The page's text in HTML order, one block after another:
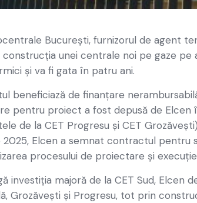
Bucureşti, furnizorul de agent
unei centrale noi pe gaze pe
şi va fi gata în patru ani.
beneficiază de finanțare
pentru proiect a fost depusă de Elcen
de la CET Progresu și CET
2025, Elcen a semnat contractul pentru
procesului de proiectare și
investiția majoră de la CET Sud,
Grozăveşti şi Progresu, tot prin